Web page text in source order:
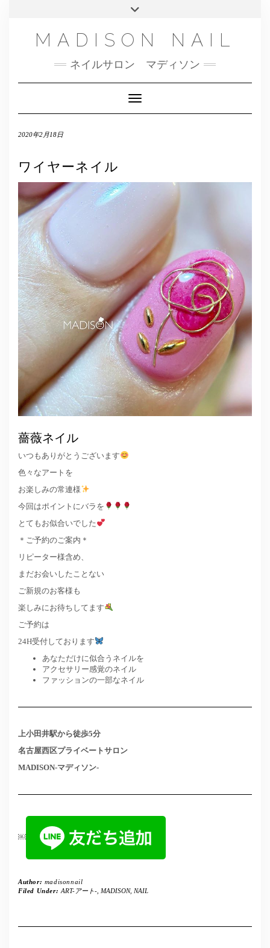
NAILBOOK(ご予約はこちら）
FACEBOOK
メール
MADISON NAIL
ネイルサロン マディソン
Toggle Navigation
2020年2月18日
ワイヤーネイル
薔薇ネイル
いつもありがとうございます
色々なアートを
お楽しみの常連様
今回はポイントにバラを
とてもお似合いでした
＊ご予約のご案内＊
リピーター様含め、
まだお会いしたことない
ご新規のお客様も
楽しみにお待ちしてます
ご予約は
24H受付しております
あなただけに似合うネイルを
アクセサリー感覚のネイル
ファッションの一部なネイル
上小田井駅から徒歩5分
名古屋西区プライベートサロン
MADISON-マディソン-
￼
Author: madisonnail
Filed Under: ART-アート-, MADISON, NAIL